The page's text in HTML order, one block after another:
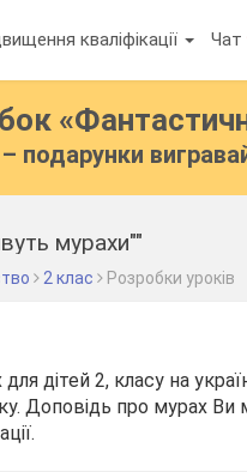
кваліфікації Чат
подарунки
мурахи""
2 клас Розробки уроків
дітей 2, класу на
Доповідь про мурах